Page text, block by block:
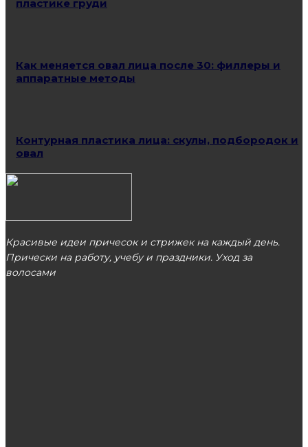
пластике груди
Как меняется овал лица после 30: филлеры и
аппаратные методы
Контурная пластика лица: скулы, подбородок и
овал
Красивые идеи причесок и стрижек на каждый день.
Прически на работу, учебу и праздники. Уход за
волосами